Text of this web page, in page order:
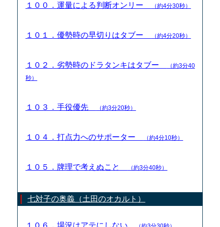
１００．運量による判断オンリー （約4分30秒）
１０１．優勢時の早切りはタブー （約4分20秒）
１０２．劣勢時のドラタンキはタブー
（約3分40
秒）
１０３．手役優先 （約3分20秒）
１０４．打点力へのサポーター （約4分10秒）
１０５．牌理で考えぬこと （約3分40秒）
七対子の奥義（土田のオカルト）
１０６．場況はアテにしない